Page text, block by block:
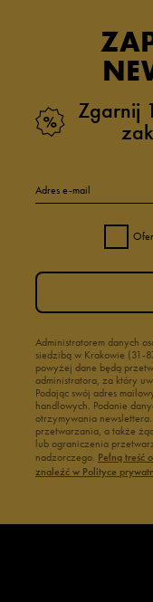
Zgarnij
Adres e-mail
Administratorem danych
siedzibą w Krakowie (31-
powyżej dane będą
administratora, za który
Podając swój adres
handlowych. Podanie
otrzymywania
przetwarzania, a także
lub ograniczenia
nadzorczego. Pełną treść
znaleźć w Polityce